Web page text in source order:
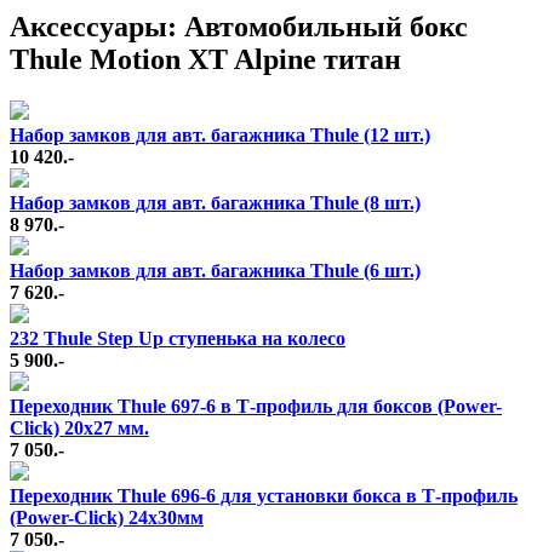
Аксессуары: Автомобильный бокс
Thule Motion XT Alpine титан
Набор замков для авт. багажника Thule (12 шт.)
10 420.-
Набор замков для авт. багажника Thule (8 шт.)
8 970.-
Набор замков для авт. багажника Thule (6 шт.)
7 620.-
232 Thule Step Up ступенька на колесо
5 900.-
Переходник Thule 697-6 в Т-профиль для боксов (Power-
Click) 20x27 мм.
7 050.-
Переходник Thule 696-6 для установки бокса в Т-профиль
(Power-Click) 24х30мм
7 050.-